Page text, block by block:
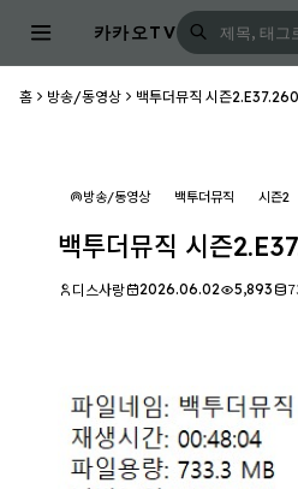
카카오TV
홈 방송/동영상 백투더뮤직 시즌
방송/동영상 백투더뮤직 시즌2
백투더뮤직 시즌
디스사랑 2026.06.02 5,893